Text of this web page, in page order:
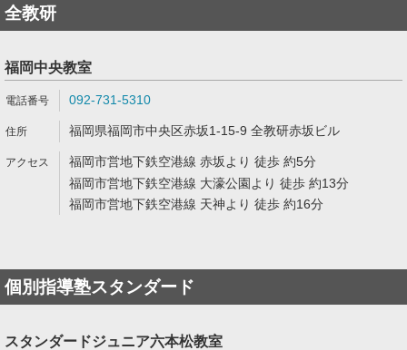
全教研
福岡中央教室
092-731-5310
福岡県福岡市中央区赤坂1-15-9 全教研赤坂ビル
福岡市営地下鉄空港線 赤坂より 徒歩 約5分
福岡市営地下鉄空港線 大濠公園より 徒歩 約13分
福岡市営地下鉄空港線 天神より 徒歩 約16分
個別指導塾スタンダード
スタンダードジュニア六本松教室